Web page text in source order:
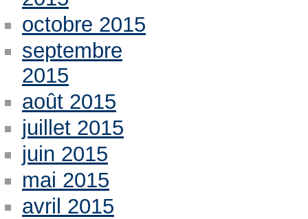
octobre 2015
septembre
2015
août 2015
juillet 2015
juin 2015
mai 2015
avril 2015